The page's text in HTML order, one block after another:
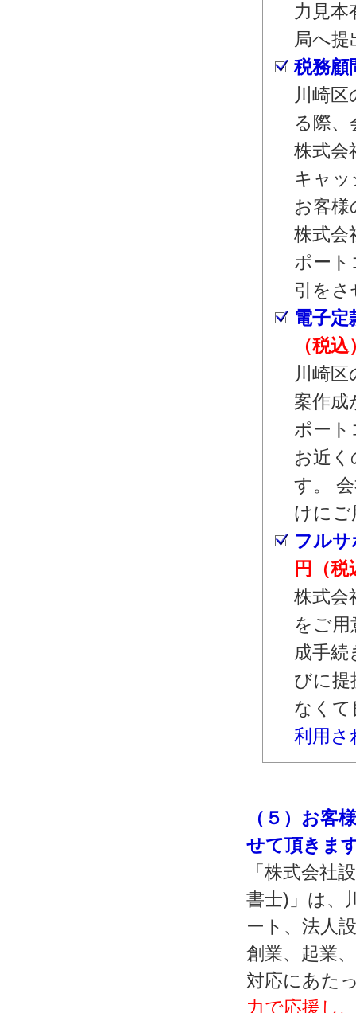
力見本
局へ
税務顧
川崎
る際、
株式会
キャ
お客様
株式会
ポート
引を
電子定
（税込
川崎
案作成
ポート
お近く
す。
けにご
フル
円（税
株式会
をご用
成手続
びに提
なくて
利用さ
（５）お客
せて頂きま
「株式会社
書士)」は、
ート、法人
創業、起業
対応にあた
力で応援し